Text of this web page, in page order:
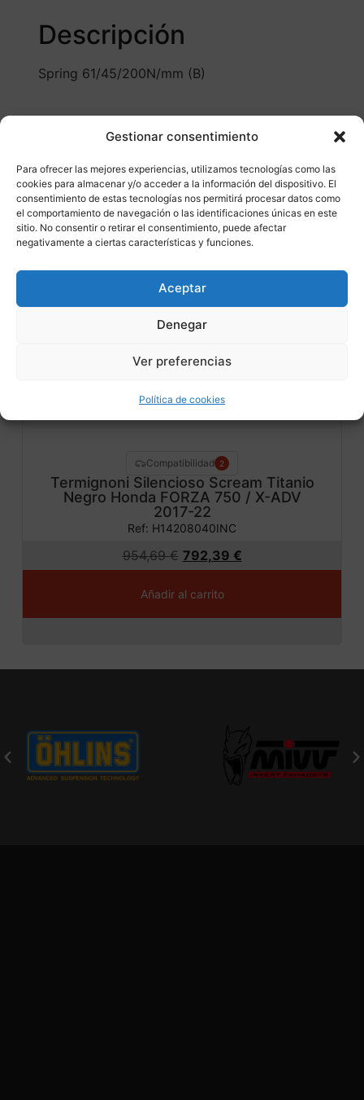
Gestionar consentimiento
Para ofrecer las mejores experiencias, utilizamos tecnologías como las
cookies para almacenar y/o acceder a la información del dispositivo. El
consentimiento de estas tecnologías nos permitirá procesar datos como
el comportamiento de navegación o las identificaciones únicas en este
sitio. No consentir o retirar el consentimiento, puede afectar
negativamente a ciertas características y funciones.
Aceptar
Denegar
Ver preferencias
Política de cookies
Descripción
Spring 61/45/200N/mm (B)
Otros productos
¡Ofer
Compatibilidad 2
Termignoni Silencioso Scream Titanio
Negro Honda FORZA 750 / X-ADV
2017-22
Ref: H14208040INC
954,69€ 792,39 €
Añadir al carrito